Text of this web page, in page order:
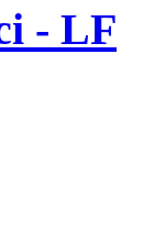
- LF